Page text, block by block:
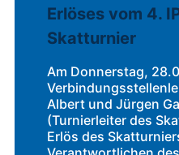
Erlöses vom 4.
Skatturnier
Am Donnerstag,
Albert und Jürgen
(Turnierleiter des
Erlös des